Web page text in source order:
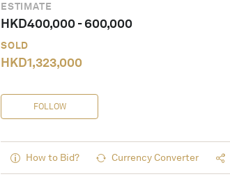
ESTIMATE
HKD400,000-600,000
SOLD
HKD1,323,000
FOLLOW
How to Bid? Currency Converter